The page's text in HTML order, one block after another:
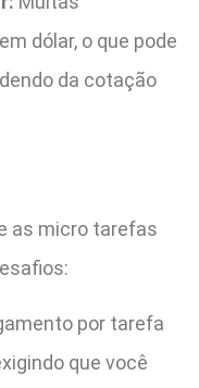
dólar, o que pode
da cotação
as micro tarefas
por tarefa
que você